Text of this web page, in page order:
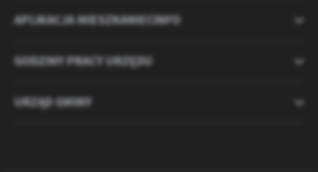
APLIKACJA MIESZKANIECINFO
GODZINY PRACY URZĘDU
URZĄD GMINY